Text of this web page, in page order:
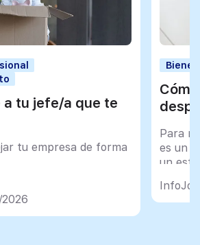
a tu jefe/a que te
tu empresa de forma
Para
es un
un